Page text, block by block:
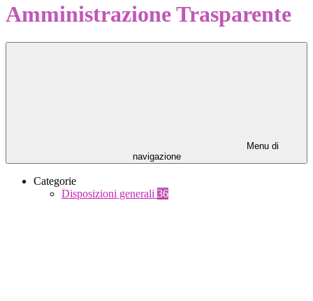
Amministrazione Trasparente
Menu di
navigazione
Categorie
Disposizioni generali 36